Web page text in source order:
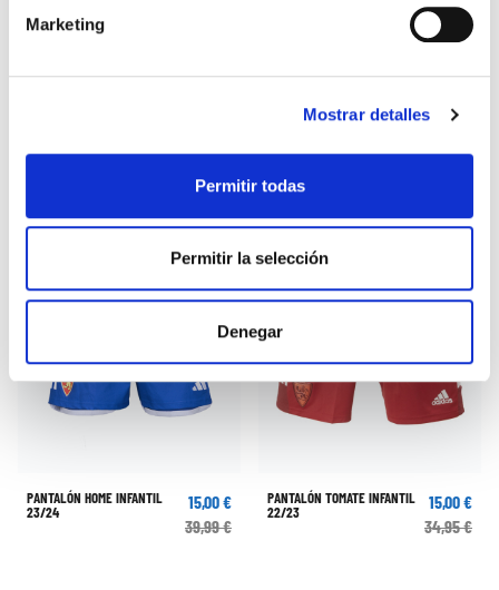
Marketing
Mostrar detalles
Permitir todas
Permitir la selección
Denegar
SUDADERA CASUAL GOLDEN
BUFANDA BICOLOR REAL
PANTALÓN HOME INFANTIL
23/24
15,00 €
39,99 €
PANTALÓN TOMATE INFANTIL
22/23
15,00 €
34,95 €